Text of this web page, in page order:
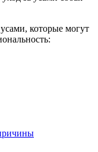
которые могут